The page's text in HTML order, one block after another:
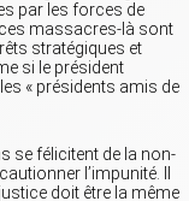
par les forces de
ces massacres-là sont
stratégiques et
si le président
« présidents amis de
se félicitent de la non-
l’impunité. Il
doit être la même